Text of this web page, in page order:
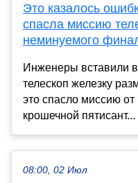
Это казалось
спасла миссию
неминуемого
Инженеры вставили
телескоп железку
это спасло миссию от
крошечной пятисант...
08:00, 02 Июл